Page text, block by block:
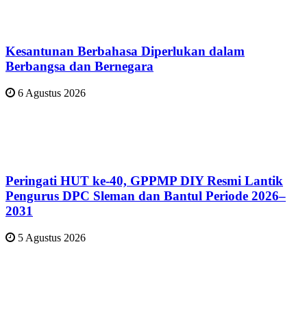
Kesantunan Berbahasa Diperlukan dalam
Berbangsa dan Bernegara
6 Agustus 2026
Peringati HUT ke-40, GPPMP DIY Resmi Lantik
Pengurus DPC Sleman dan Bantul Periode 2026–
2031
5 Agustus 2026